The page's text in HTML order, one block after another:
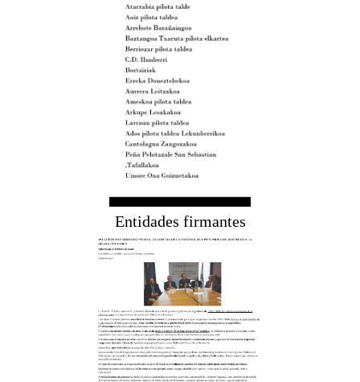
Entidades firmantes